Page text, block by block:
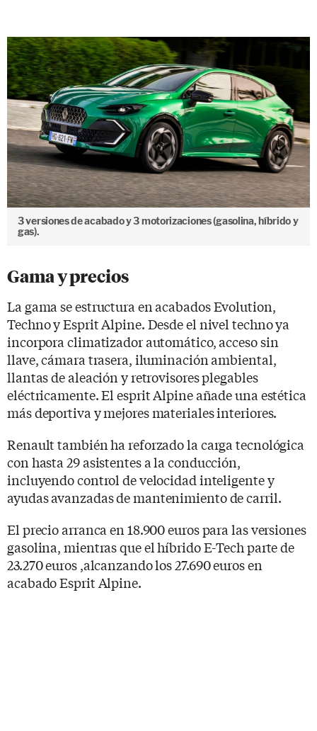
3 versiones de acabado y 3 motorizaciones (gasolina, híbrido y
gas).
Gama y precios
La gama se estructura en acabados Evolution,
Techno y Esprit Alpine. Desde el nivel techno ya
incorpora climatizador automático, acceso sin
llave, cámara trasera, iluminación ambiental,
llantas de aleación y retrovisores plegables
eléctricamente. El esprit Alpine añade una estética
más deportiva y mejores materiales interiores.
Renault también ha reforzado la carga tecnológica
con hasta 29 asistentes a la conducción,
incluyendo control de velocidad inteligente y
ayudas avanzadas de mantenimiento de carril.
El precio arranca en 18.900 euros para las versiones
gasolina, mientras que el híbrido E-Tech parte de
23.270 euros ,alcanzando los 27.690 euros en
acabado Esprit Alpine.